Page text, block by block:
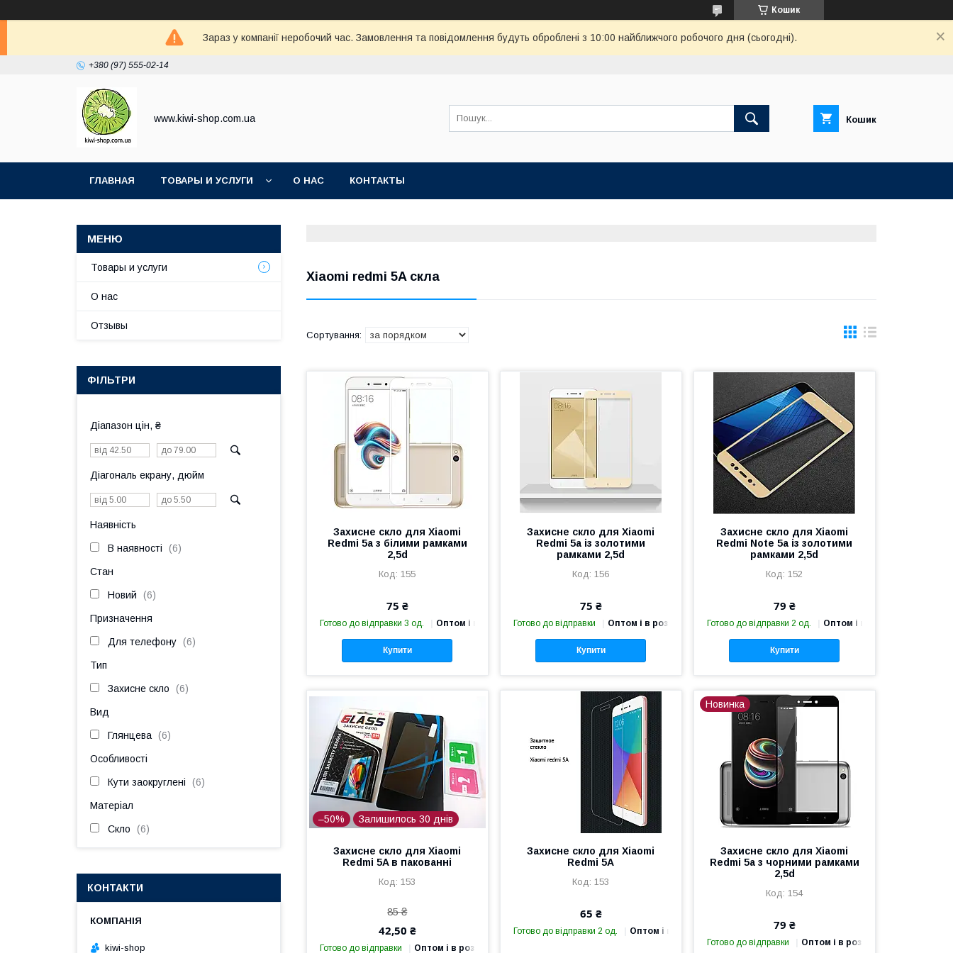
Кошик
Зараз у компанії неробочий час. Замовлення та повідомлення будуть оброблені з 10:00 найближчого робочого дня (сьогодні).
+380 (97) 555-02-14
www.kiwi-shop.com.ua Кошик
ГЛАВНАЯ ТОВАРЫ И УСЛУГИ О НАС КОНТАКТЫ
Xiaomi redmi 5A скла
Захисне скло для Xiaomi
Redmi 5a з білими рамками
2,5d
155
75 ₴
Готово до відправки 3 од. Оптом і в роздріб
Купити
Захисне скло для Xiaomi
Redmi 5a із золотими
рамками 2,5d
156
75 ₴
Готово до відправки Оптом і в роздріб
Купити
Захисне скло для Xiaomi
Redmi Note 5a із золотими
рамками 2,5d
152
79 ₴
Готово до відправки 2 од. Оптом і в роздріб
Купити
–50% Залишилось 30 днів
Захисне скло для Xiaomi
Redmi 5A в пакованні
153
85 ₴
42,50 ₴
Готово до відправки Оптом і в роздріб
Захисне скло для Xiaomi
Redmi 5A
153
65 ₴
Готово до відправки 2 од. Оптом і в роздріб
Новинка
Захисне скло для Xiaomi
Redmi 5a з чорними рамками
2,5d
154
79 ₴
Готово до відправки Оптом і в роздріб
Товары и услуги
О нас
Отзывы
ФІЛЬТРИ
Діапазон цін, ₴
Діагональ екрану, дюйм
Наявність
В наявності 6
Стан
Новий 6
Призначення
Для телефону 6
Тип
Захисне скло 6
Вид
Глянцева 6
Особливості
Кути заокруглені 6
Матеріал
Скло 6
КОНТАКТИ
kiwi-shop